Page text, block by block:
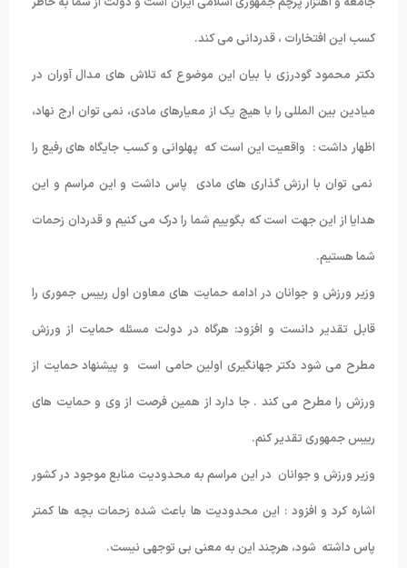
کسب این افتخارات ، قدردانی می کند.
دکتر محمود گودرزی با بیان این موضوع که تلاش های مدال آوران در
میادین بین المللی را با هیچ یک از معیارهای مادی، نمی توان ارج نهاد،
اظهار داشت : واقعیت این است که پهلوانی و کسب جایگاه های رفیع را
نمی توان با ارزش گذاری های مادی پاس داشت و این مراسم و این
هدایا از این جهت است که بگوییم شما را درک می کنیم و قدردان زحمات
شما هستیم.
وزیر ورزش و جوانان در ادامه حمایت های معاون اول رییس جموری را
قابل تقدیر دانست و افزود: هرگاه در دولت مسئله حمایت از ورزش
مطرح می شود دکتر جهانگیری اولین حامی است و پیشنهاد حمایت از
ورزش را مطرح می کند . جا دارد از همین فرصت از وی و حمایت های
رییس جمهوری تقدیر کنم.
وزیر ورزش و جوانان در این مراسم به محدودیت منابع موجود در کشور
اشاره کرد و افزود : این محدودیت ها باعث شده زحمات بچه ها کمتر
پاس داشته شود، هرچند این به معنی بی توجهی نیست.